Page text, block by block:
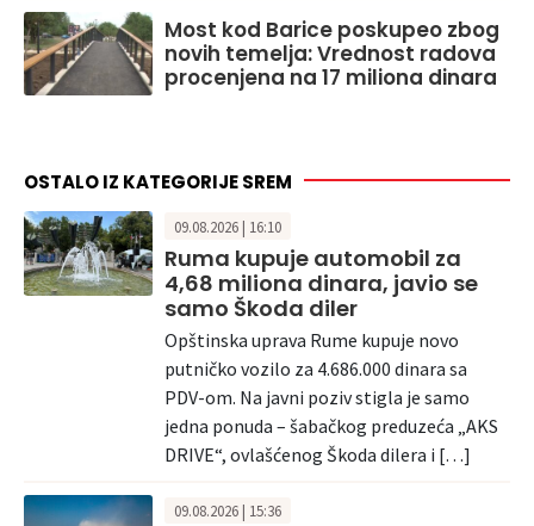
Most kod Barice poskupeo zbog
novih temelja: Vrednost radova
procenjena na 17 miliona dinara
OSTALO IZ KATEGORIJE SREM
09.08.2026 | 16:10
Ruma kupuje automobil za
4,68 miliona dinara, javio se
samo Škoda diler
Opštinska uprava Rume kupuje novo
putničko vozilo za 4.686.000 dinara sa
PDV-om. Na javni poziv stigla je samo
jedna ponuda – šabačkog preduzeća „AKS
DRIVE“, ovlašćenog Škoda dilera i […]
09.08.2026 | 15:36